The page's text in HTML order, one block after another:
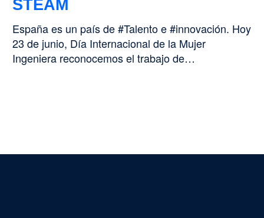
STEAM
España es un país de #Talento e #innovación. Hoy
23 de junio, Día Internacional de la Mujer
Ingeniera reconocemos el trabajo de…